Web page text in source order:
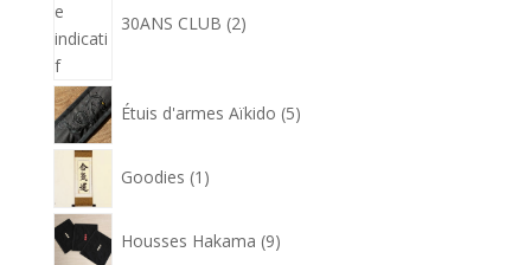
30ANS CLUB 2
Étuis d'armes Aïkido 5
produits
Goodies 1
produit
Housses Hakama 9
produits